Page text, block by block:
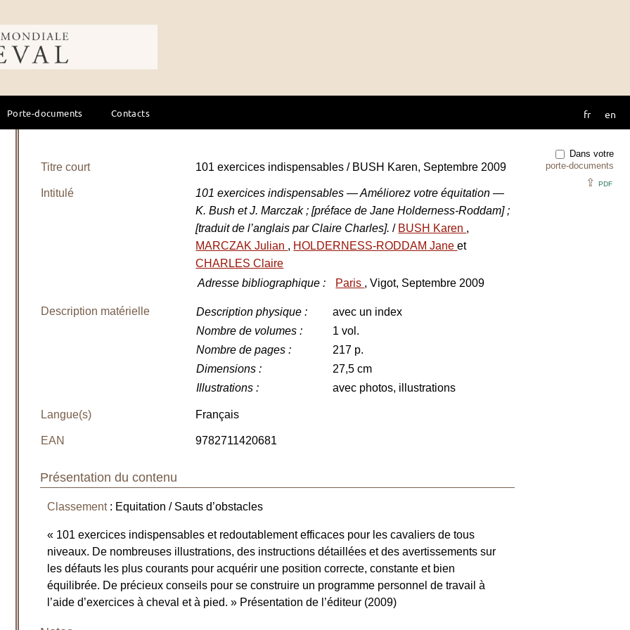
du cheval
Porte-documents Contacts fr en
Dans votre
porte-documents
⇪ PDF
Titre court 101 exercices indispensables / BUSH Karen, Septembre 2009
Intitulé
101 exercices indispensables — Améliorez votre équitation —
K. Bush et J. Marczak ; [préface de Jane Holderness-Roddam] ;
[traduit de l’anglais par Claire Charles]./ BUSH Karen ,
MARCZAK Julian , HOLDERNESS-RODDAM Janeet
CHARLES Claire
Adresse bibliographique : Paris , Vigot, Septembre 2009
Description matérielle Description physique :
avec un index
Nombre de volumes :
1 vol.
Nombre de pages :
217 p.
Dimensions :
27,5 cm
Illustrations : avec photos, illustrations
Langue(s) Français
EAN 9782711420681
Présentation du contenu
Classement: Equitation / Sauts d’obstacles
« 101 exercices indispensables et redoutablement efficaces pour les cavaliers de tous
niveaux. De nombreuses illustrations, des instructions détaillées et des avertissements sur
les défauts les plus courants pour acquérir une position correcte, constante et bien
équilibrée. De précieux conseils pour se construire un programme personnel de travail à
l’aide d’exercices à cheval et à pied. » Présentation de l’éditeur (2009)